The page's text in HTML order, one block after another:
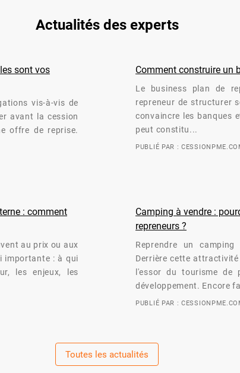
Actualités des experts
sont vos
vis-à-vis de
avant la cession
offre de reprise.
Comment construire un
Le business plan de
repreneur de structurer
convaincre les banques
peut constitu...
PUBLIÉ PAR :
: comment
au prix ou aux
importante : à qui
les enjeux, les
Camping à vendre :
repreneurs ?
Reprendre un
Derrière cette
l'essor du tourisme de
développement. Encore
PUBLIÉ PAR :
Toutes les actualités